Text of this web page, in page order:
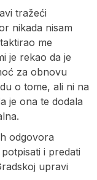
tražeći
nikada nisam
me
je rekao da je
za obnovu
o tome, ali ni na
je ona te dodala
odgovora
i predati
upravi